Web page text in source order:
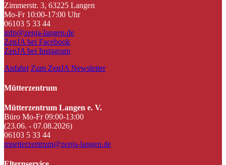
Zimmerstr. 3, 63225 Langen
Mo-Fr 10:00-17:00 Uhr
06103 5 33 44
info@zenja-langen.de
ZenJA bei Facebook
ZenJA bei Instagram
Anfahrt Zum ZenJA Newsletter
Mütterzentrum
Mütterzentrum Langen e. V.
Büro Mo-Fr 09:00-13:00
(23.06. - 07.08.2026)
06103 5 33 44
muetterzentrum@zenja-langen.de